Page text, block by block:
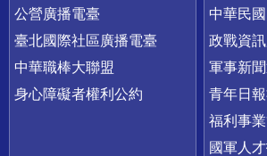
公營廣播電臺
臺北國際社區廣播電臺
中華職棒大聯盟
身心障礙者權利公約
中華民
政戰資
軍事新
青年日
福利事
國軍人